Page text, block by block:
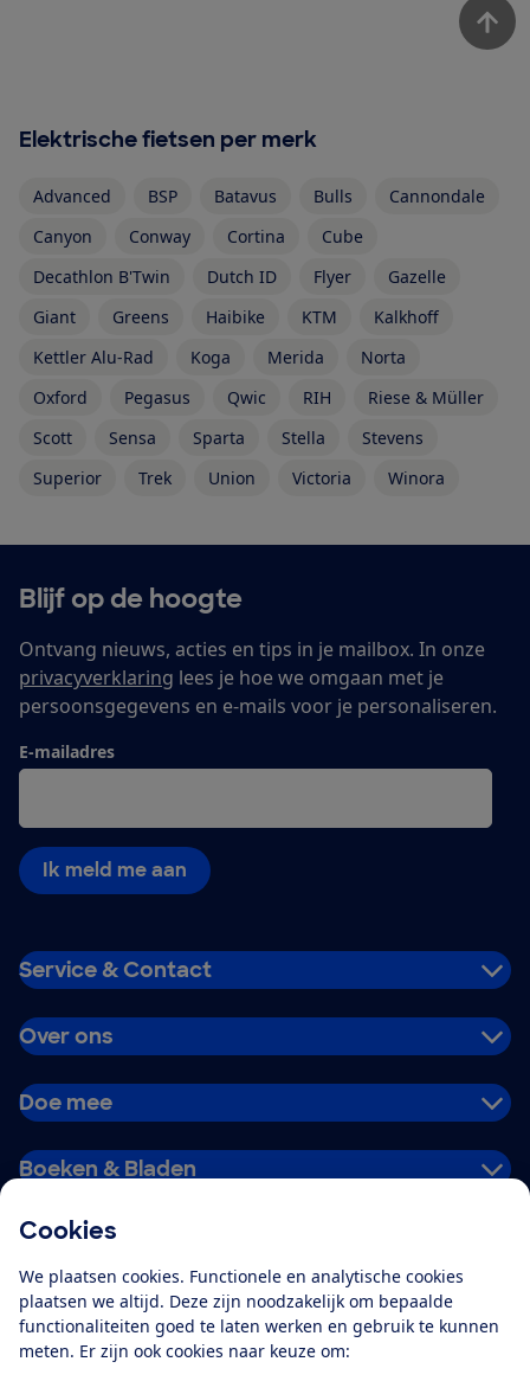
Cookies
We plaatsen cookies. Functionele en analytische cookies
plaatsen we altijd. Deze zijn noodzakelijk om bepaalde
functionaliteiten goed te laten werken en gebruik te kunnen
meten. Er zijn ook cookies naar keuze om:
Elektrische fietsen per merk
Advanced BSP Batavus Bulls
Cannondale
Canyon
Conway Cortina
Cube
Decathlon B'Twin
Dutch ID Flyer
Gazelle
Giant
Greens Haibike KTM
Kalkhoff
Kettler Alu-Rad
Koga Merida
Norta
Oxford
Pegasus Qwic RIH
Riese & Müller
Scott
Sensa Sparta Stella
Stevens
Superior
Trek Union Victoria Winora
Blijf op de hoogte
Ontvang nieuws, acties en tips in je mailbox. In onze
privacyverklaring lees je hoe we omgaan met je
persoonsgegevens en e-mails voor je personaliseren.
E-mailadres
Ik meld me aan
Service & Contact
Over ons
Doe mee
Boeken & Bladen
Alles over de